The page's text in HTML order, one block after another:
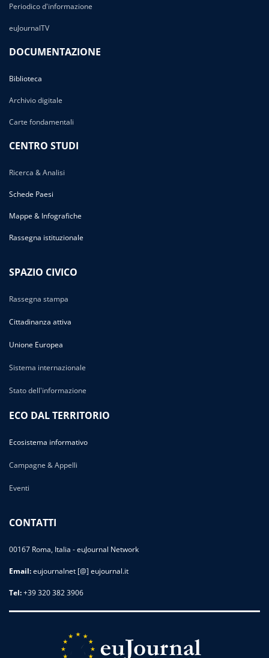
Periodico d'informazione
euJournalTV
DOCUMENTAZIONE
Biblioteca
Archivio digitale
Carte fondamentali
CENTRO STUDI
Ricerca & Analisi
Schede Paesi
Mappe & Infografiche
Rassegna istituzionale
SPAZIO CIVICO
Rassegna stampa
Cittadinanza attiva
Unione Europea
Sistema internazionale
Stato dell'informazione
ECO DAL TERRITORIO
Ecosistema informativo
Campagne & Appelli
Eventi
CONTATTI
00167 Roma, Italia - euJournal Network
Email:eujournalnet [@] eujournal.it
Tel:+39 320 382 3906